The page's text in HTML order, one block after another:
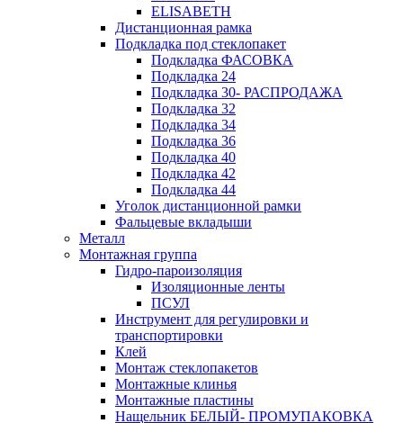
ELISABETH
Дистанционная рамка
Подкладка под стеклопакет
Подкладка ФАСОВКА
Подкладка 24
Подкладка 30- РАСПРОДАЖА
Подкладка 32
Подкладка 34
Подкладка 36
Подкладка 40
Подкладка 42
Подкладка 44
Уголок дистанционной рамки
Фальцевые вкладыши
Металл
Монтажная группа
Гидро-пароизоляция
Изоляционные ленты
ПСУЛ
Инструмент для регулировки и
транспортировки
Клей
Монтаж стеклопакетов
Монтажные клинья
Монтажные пластины
Нащельник БЕЛЫЙ- ПРОМУПАКОВКА